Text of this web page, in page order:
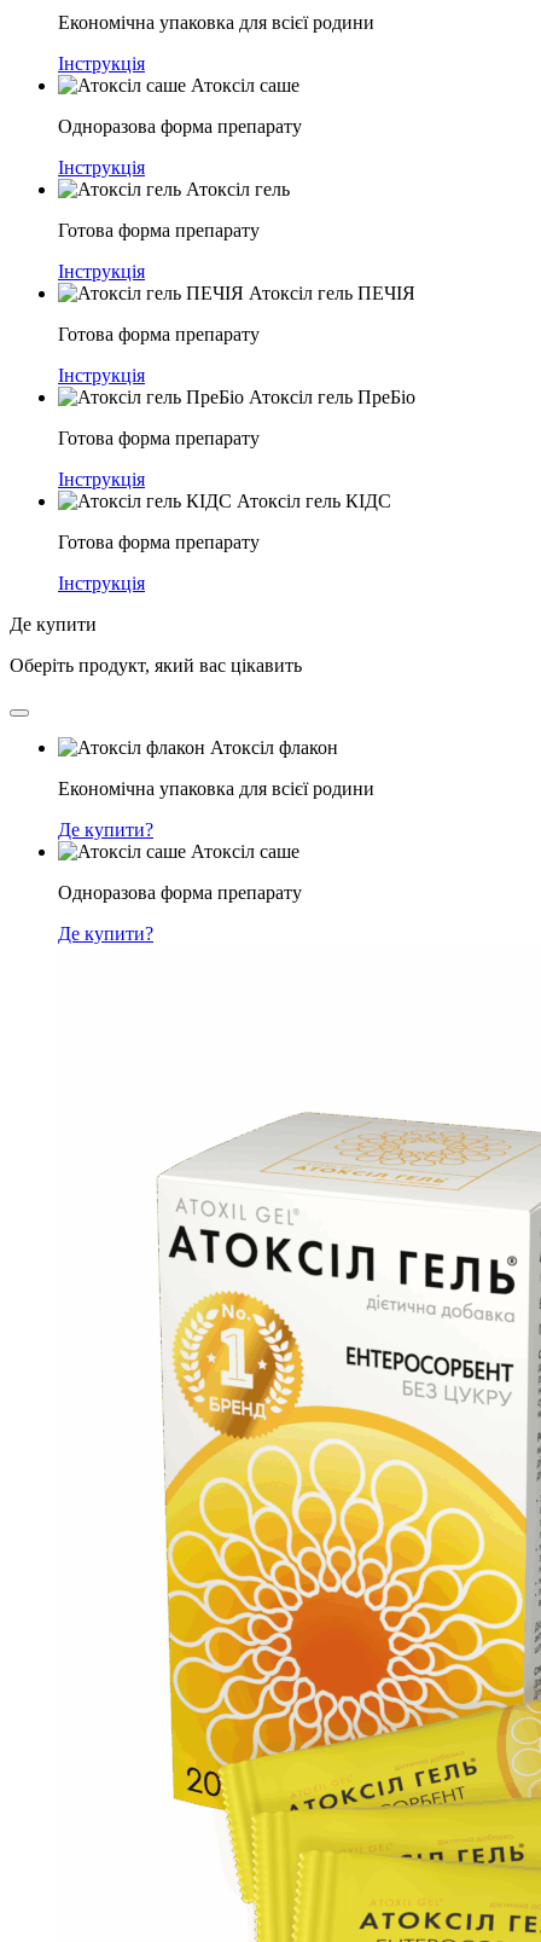
Економічна упаковка для всієї родини
Інструкція
Атоксіл саше
Одноразова форма препарату
Інструкція
Атоксіл гель
Готова форма препарату
Інструкція
Атоксіл гель ПЕЧІЯ
Готова форма препарату
Інструкція
Атоксіл гель ПреБіо
Готова форма препарату
Інструкція
Атоксіл гель КІДС
Готова форма препарату
Інструкція
Де купити
Оберіть продукт, який вас цікавить
Атоксіл флакон
Економічна упаковка для всієї родини
Де купити?
Атоксіл саше
Одноразова форма препарату
Де купити?